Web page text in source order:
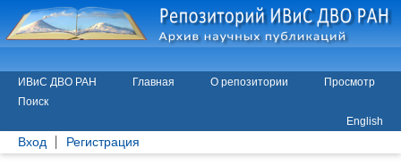
ИВиС ДВО РАН Главная О репозитории
Просмотр
Поиск
English
Вход Регистрация